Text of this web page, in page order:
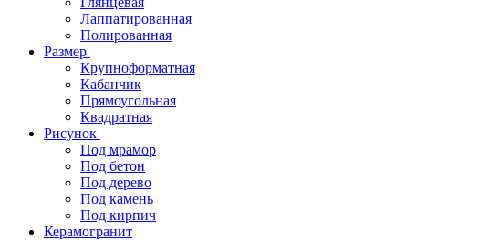
Лаппатированная
Полированная
Размер
Крупноформатная
Кабанчик
Прямоугольная
Квадратная
Рисунок
Под мрамор
Под бетон
Под дерево
Под камень
Под кирпич
Керамогранит